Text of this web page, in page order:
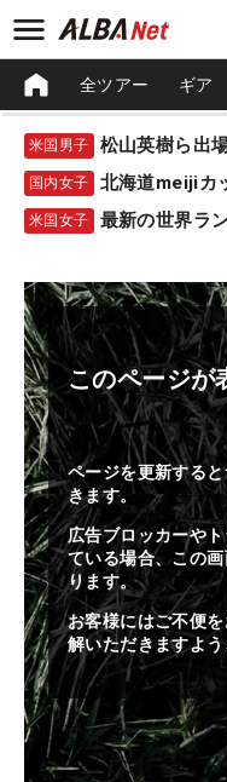
全ツアー ギア
米国男子
国内女子 北海道meijiカ
米国女子 最新の世界ラ
このページが
ページを更新する
きます。
広告ブロッカーや
ている場合、この
ります。
お客様にはご不便
解いただきますよ